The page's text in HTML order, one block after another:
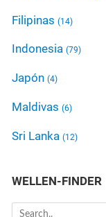
Filipinas (14)
Indonesia (79)
Japón (4)
Maldivas (6)
Sri Lanka (12)
WELLEN-FINDER